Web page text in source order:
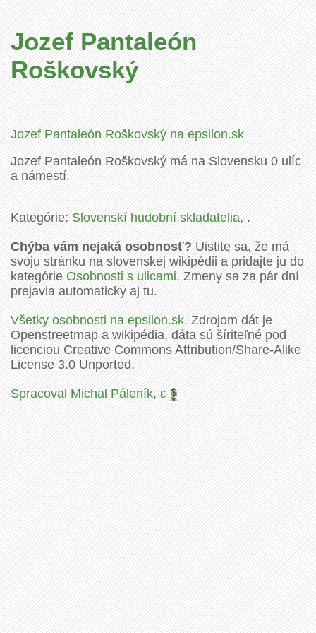
Jozef Pantaleón
Roškovský
Jozef Pantaleón Roškovský na epsilon.sk
Jozef Pantaleón Roškovský má na Slovensku 0 ulíc
a námestí.
Kategórie:Slovenskí hudobní skladatelia, .
Chýba vám nejaká osobnosť?Uistite sa, že má
svoju stránku na slovenskej wikipédii a pridajte ju do
kategórieOsobnosti s ulicami. Zmeny sa za pár dní
prejavia automaticky aj tu.
Všetky osobnosti na epsilon.sk.Zdrojom dát je
Openstreetmap a wikipédia, dáta sú šíriteľné pod
licenciou Creative Commons Attribution/Share-Alike
License 3.0 Unported.
Spracoval Michal Páleník,ε